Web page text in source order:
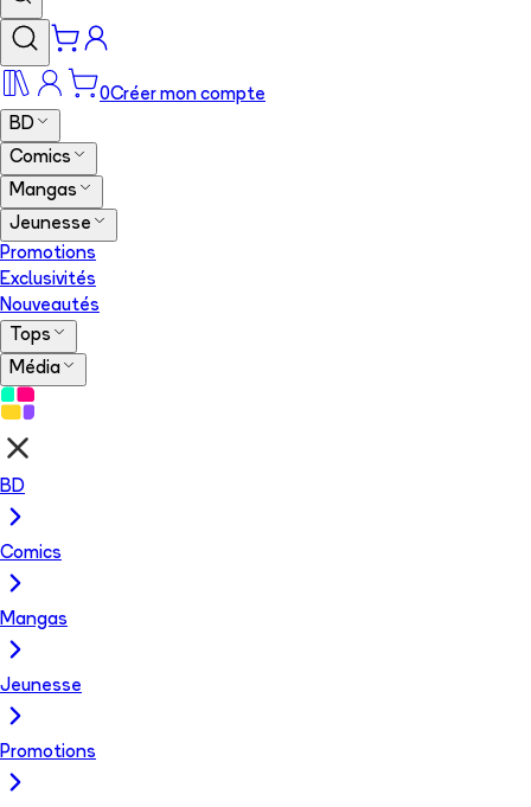
0Créer mon compte
BD
Comics
Mangas
Jeunesse
Promotions
Exclusivités
Nouveautés
Tops
Média
BD
Comics
Mangas
Jeunesse
Promotions